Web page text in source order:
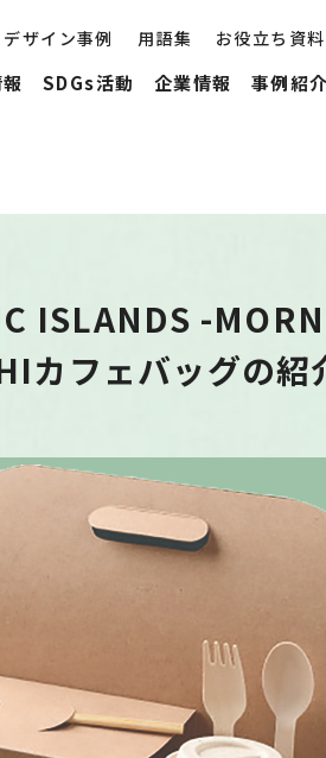
デザイン事例 用語集 お役立ち資料
SDGs活動 企業情報 事例紹介
ISLANDS -
カフェバッグの紹